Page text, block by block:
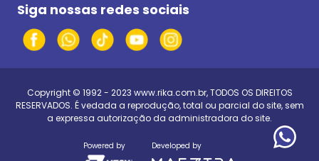
Siga nossas redes sociais
Copyright © 1992 - 2023 www.rika.com.br, TODOS OS DIREITOS
RESERVADOS. É vedada a reprodução, total ou parcial do site, sem
a expressa autorização da administradora do site.
Powered by Developed by